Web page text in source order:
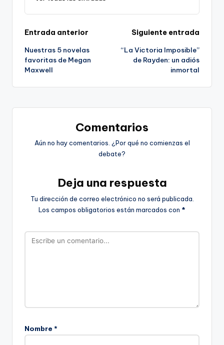
Navegación
de
entradas
Entrada anterior
Nuestras 5 novelas
favoritas de Megan
Maxwell
Siguiente entrada
“La Victoria Imposible”
de Rayden: un adiós
inmortal
Comentarios
Aún no hay comentarios. ¿Por qué no comienzas el
debate?
Deja una respuesta
Tu dirección de correo electrónico no será publicada.
Los campos obligatorios están marcados con *
Nombre *